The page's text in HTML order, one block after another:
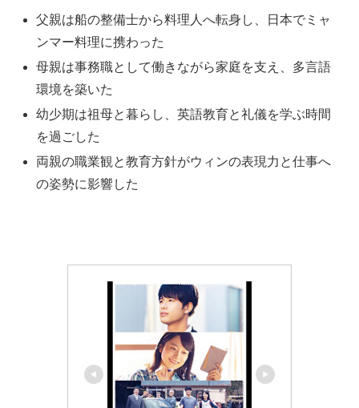
父親は船の整備士から料理人へ転身し、日本でミャ
ンマー料理に携わった
母親は事務職として働きながら家庭を支え、多言語
環境を築いた
幼少期は祖母と暮らし、英語教育と礼儀を学ぶ時間
を過ごした
両親の職業観と教育方針がウィンの表現力と仕事へ
の姿勢に影響した